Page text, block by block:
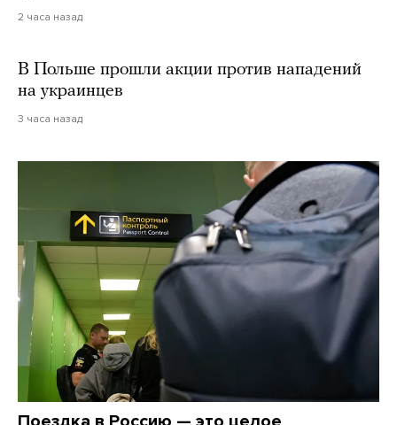
2 часа назад
В Польше прошли акции против нападений
на украинцев
3 часа назад